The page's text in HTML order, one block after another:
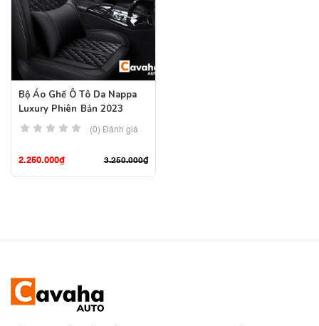
Bộ Áo Ghế Ô Tô Da Nappa
Luxury Phiên Bản 2023
(0) Đánh giá
3.250.000₫
2.250.000₫